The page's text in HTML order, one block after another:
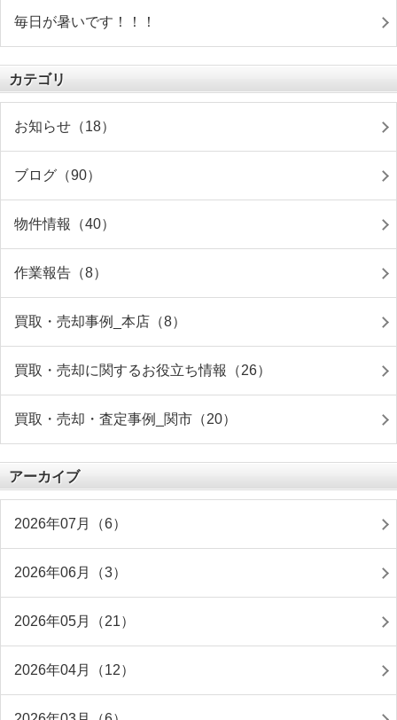
毎日が暑いです！！！
カテゴリ
お知らせ（18）
ブログ（90）
物件情報（40）
作業報告（8）
買取・売却事例_本店（8）
買取・売却に関するお役立ち情報（26）
買取・売却・査定事例_関市（20）
アーカイブ
2026年07月（6）
2026年06月（3）
2026年05月（21）
2026年04月（12）